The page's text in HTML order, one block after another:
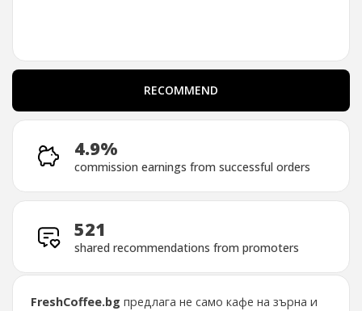
RECOMMEND
RECOMMEND
4.9%
commission earnings from successful orders
521
shared recommendations from promoters
FreshCoffee.bg предлага не само кафе на зърна и